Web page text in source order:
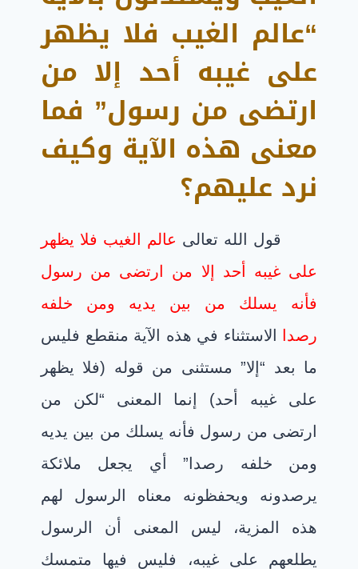
“عالم الغيب فلا يظهر
على غيبه أحد إلا من
ارتضى من رسول” فما
معنى هذه الآية وكيف
نرد عليهم؟
قول الله تعالى عالم الغيب فلا يظهر
على غيبه أحد إلا من ارتضى من رسول
فأنه يسلك من بين يديه ومن خلفه
رصدا
الاستثناء في هذه الآية منقطع فليس
ما بعد “إلا” مستثنى من قوله (فلا يظهر
على غيبه أحد) إنما المعنى “لكن من
ارتضى من رسول فأنه يسلك من بين يديه
ومن خلفه رصدا” أي يجعل ملائكة
يرصدونه ويحفظونه معناه الرسول لهم
هذه المزية، ليس المعنى أن الرسول
يطلعهم على غيبه، فليس فيها متمسك